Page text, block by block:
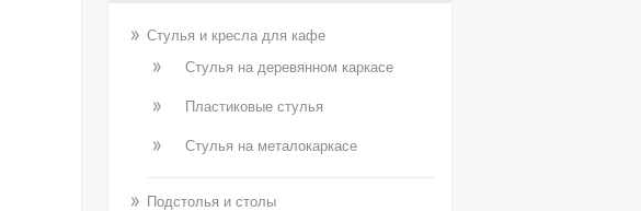
Стулья и кресла для кафе
Стулья на деревянном каркасе
Пластиковые стулья
Стулья на металокаркасе
Подстолья и столы